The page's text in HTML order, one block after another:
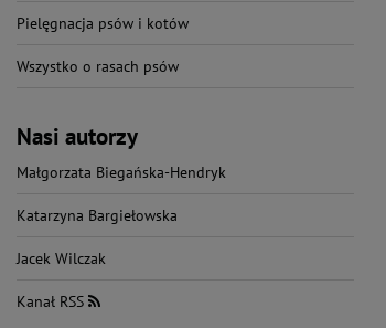
Pielęgnacja psów i kotów
Wszystko o rasach psów
Nasi autorzy
Małgorzata Biegańska-Hendryk
Katarzyna Bargiełowska
Jacek Wilczak
Kanał RSS